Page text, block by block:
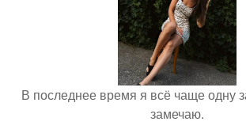
В последнее время я всё чаще одну
замечаю.